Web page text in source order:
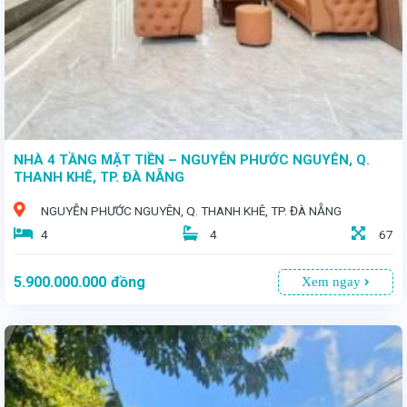
NHÀ 4 TẦNG MẶT TIỀN – NGUYỄN PHƯỚC NGUYÊN, Q.
THANH KHÊ, TP. ĐÀ NẴNG
NGUYỄN PHƯỚC NGUYÊN, Q. THANH KHÊ, TP. ĐÀ NẴNG
4
4 67
5.900.000.000 đồng Xem ngay